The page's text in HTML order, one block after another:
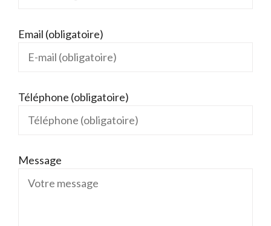
Email (obligatoire)
Téléphone (obligatoire)
Message